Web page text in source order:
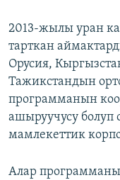
2013-жылы уран
тарткан
Орусия,
Тажикстандын
программанын
ашыруучусу болуп
мамлекеттик
Алар